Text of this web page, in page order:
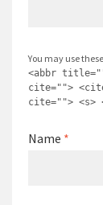
You may use these
<abbr
cite="">
cite=""> <s>
Name *